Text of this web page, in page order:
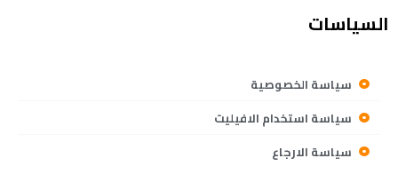
السياسات
سياسة الخصوصية
سياسة استخدام الافيليت
سياسة الارجاع